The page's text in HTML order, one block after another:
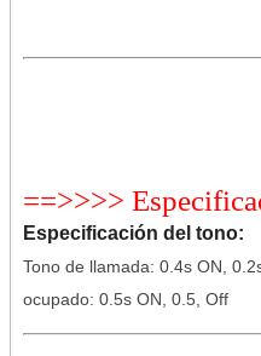
==>>>>
Especificación del tono:
Tono de llamada: 0.4s ON,
ocupado: 0.5s ON, 0.5, Off